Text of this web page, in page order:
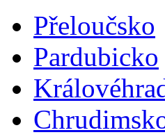
Přeloučsko
Pardubicko